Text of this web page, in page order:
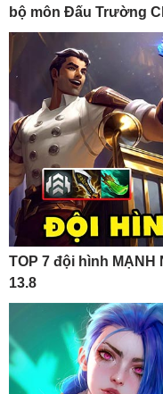
bộ môn Đấu Trường
TOP 7 đội hình
13.8